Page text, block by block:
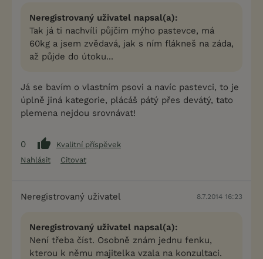
Neregistrovaný uživatel napsal(a):
Tak já ti nachvíli půjčim mýho pastevce, má
60kg a jsem zvědavá, jak s ním flákneš na záda,
až půjde do útoku...
Já se bavím o vlastním psovi a navíc pastevci, to je
úplně jiná kategorie, plácáš pátý přes devátý, tato
plemena nejdou srovnávat!
0
Kvalitní příspěvek
Nahlásit
Citovat
Neregistrovaný uživatel 8.7.2014 16:23
Neregistrovaný uživatel napsal(a):
Není třeba číst. Osobně znám jednu fenku,
kterou k němu majitelka vzala na konzultaci.